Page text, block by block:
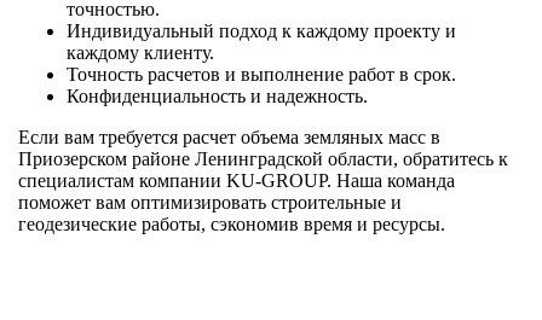
точностью.
Индивидуальный подход к каждому проекту и
каждому клиенту.
Точность расчетов и выполнение работ в срок.
Конфиденциальность и надежность.
Если вам требуется расчет объема земляных масс в
Приозерском районе Ленинградской области, обратитесь к
специалистам компании KU-GROUP. Наша команда
поможет вам оптимизировать строительные и
геодезические работы, сэкономив время и ресурсы.